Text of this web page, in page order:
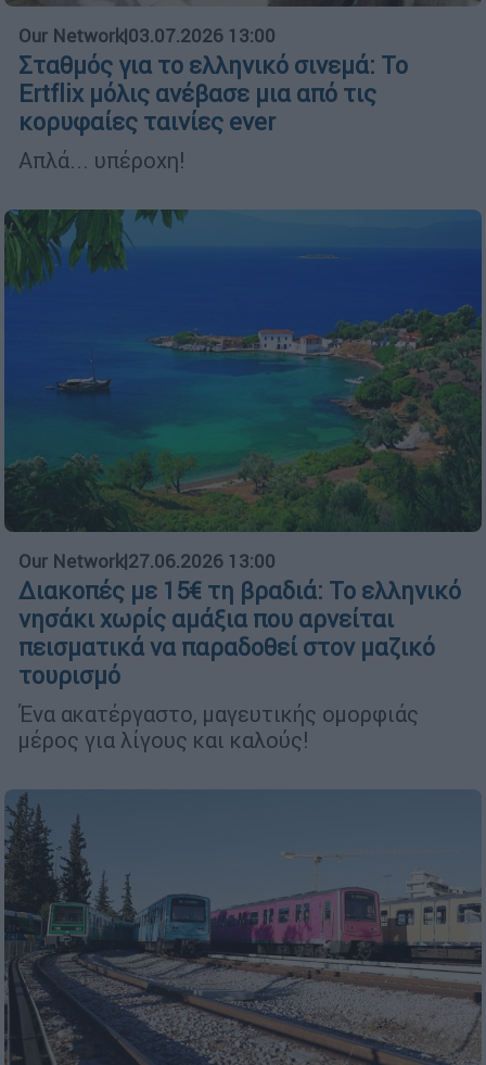
Our Network|03.07.2026 13:00
Σταθμός για το ελληνικό σινεμά: Το
Ertflix μόλις ανέβασε μια από τις
κορυφαίες ταινίες ever
Απλά... υπέροχη!
Our Network|27.06.2026 13:00
Διακοπές με 15€ τη βραδιά: Το ελληνικό
νησάκι χωρίς αμάξια που αρνείται
πεισματικά να παραδοθεί στον μαζικό
τουρισμό
Ένα ακατέργαστο, μαγευτικής ομορφιάς
μέρος για λίγους και καλούς!